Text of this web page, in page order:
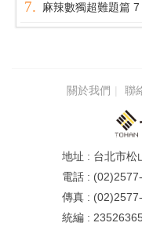
麻辣數獨超難題篇 7
關於我們 聯
台北市松